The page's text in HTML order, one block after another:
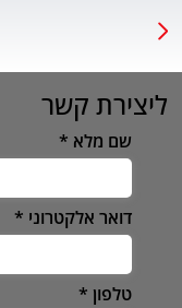
ליצירת קשר
שם מלא
דואר אלקטרוני
טלפון